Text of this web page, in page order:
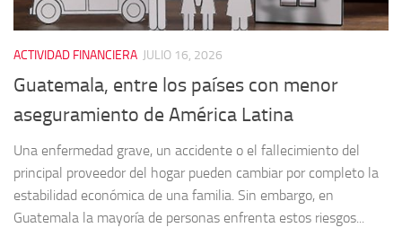
ACTIVIDAD FINANCIERA JULIO 16, 2026
Guatemala, entre los países con menor
aseguramiento de América Latina
Una enfermedad grave, un accidente o el fallecimiento del
principal proveedor del hogar pueden cambiar por completo la
estabilidad económica de una familia. Sin embargo, en
Guatemala la mayoría de personas enfrenta estos riesgos...